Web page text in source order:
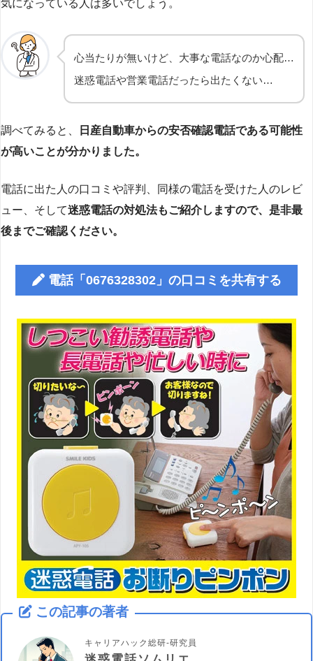
気になっている人は多いでしょう。
心当たりが無いけど、大事な電話なのか心配…
迷惑電話や営業電話だったら出たくない…
調べてみると、
日産自動車からの安否確認電話である可能性
が高いことが分かりました。
電話に出た人の口コミや評判、同様の電話を受けた人のレビ
ュー、そして迷惑電話の対処法もご紹介しますので、是非最
後までご確認ください。
電話「0676328302」の口コミを共有する
この記事の著者
キャリアハック総研-研究員